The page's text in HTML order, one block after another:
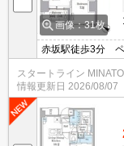
画像：31枚
赤坂駅徒歩3分
WIC オートロッ
スタートライン
情報更新日 2026/08/07